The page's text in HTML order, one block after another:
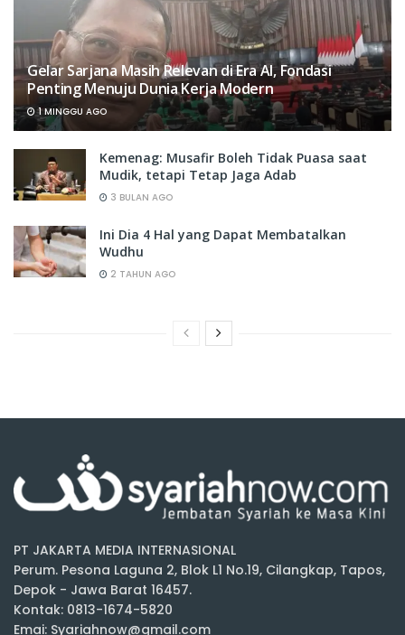
Gelar Sarjana Masih Relevan di Era AI, Fondasi
Penting Menuju Dunia Kerja Modern
1 MINGGU AGO
Kemenag: Musafir Boleh Tidak Puasa saat
Mudik, tetapi Tetap Jaga Adab
3 BULAN AGO
Ini Dia 4 Hal yang Dapat Membatalkan
Wudhu
2 TAHUN AGO
PT JAKARTA MEDIA INTERNASIONAL
Perum. Pesona Laguna 2, Blok L1 No.19, Cilangkap, Tapos,
Depok - Jawa Barat 16457.
Kontak: 0813-1674-5820
Emai: Syariahnow@gmail.com